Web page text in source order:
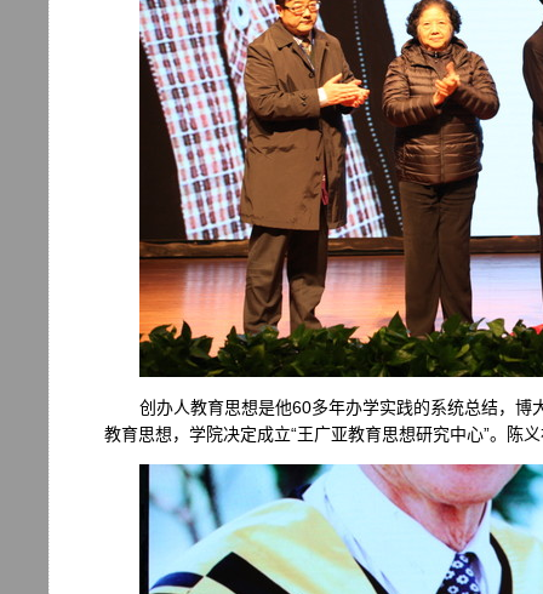
创办人教育思想是他60多年办学实践的系统总结，
教育思想，学院决定成立“王广亚教育思想研究中心”。陈